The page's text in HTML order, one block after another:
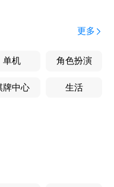
更多
单机 角色扮演
牌中心 生活